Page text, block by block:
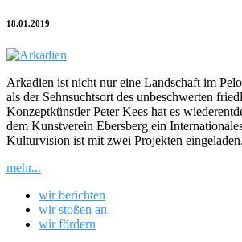
18.01.2019
Arkadien ist nicht nur eine Landschaft im
als der Sehnsuchtsort des unbeschwerten
Konzeptkünstler Peter Kees hat es
dem Kunstverein Ebersberg ein
Kulturvision ist mit zwei Projekten eingeladen.
mehr...
wir berichten
wir stoßen an
wir fördern